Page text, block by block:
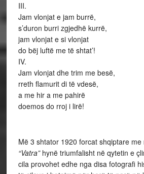
III.
Jam vlonjat e jam burrë,
s’duron burri zgjedhë kurrë,
jam vlonjat e si vlonjat
do bëj luftë me të shtat’!
IV.
Jam vlonjat dhe trim me besë,
rreth flamurit di të vdesë,
a me hir a me pahirë
doemos do rroj i lirë!
Më 3 shtator 1920 forcat shqiptare
“Vatra”hynë triumfalisht në qytetin e
cila provohet edhe nga disa fotografi